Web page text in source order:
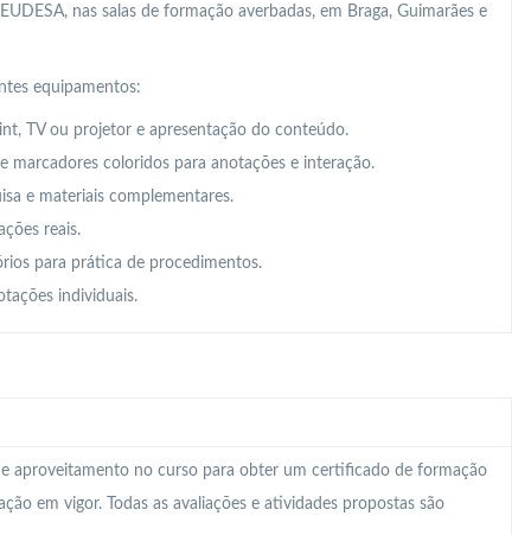
nas salas de formação averbadas, em Braga, Guimarães e
equipamentos:
TV ou projetor e apresentação do conteúdo.
marcadores coloridos para anotações e interação.
e materiais complementares.
reais.
para prática de procedimentos.
individuais.
aproveitamento no curso para obter um certificado de formação
em vigor. Todas as avaliações e atividades propostas são